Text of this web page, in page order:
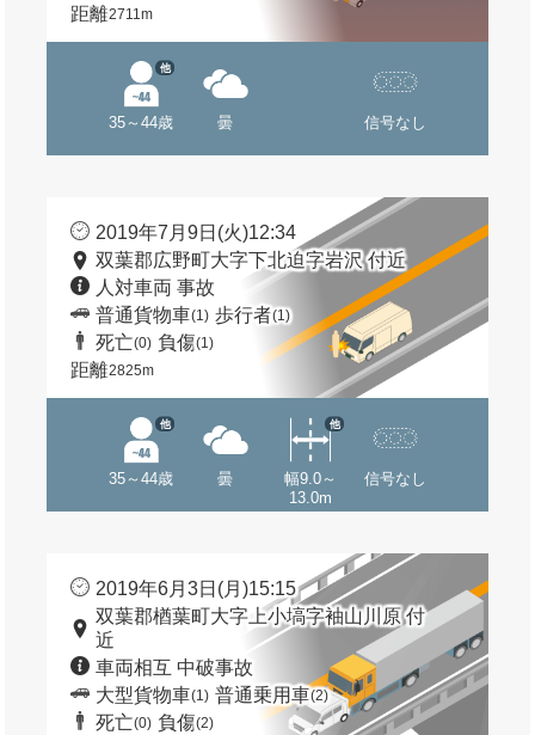
距離2711m
35～44歳
他
曇 信号なし
2019年7月9日(火)12:34
双葉郡広野町大字下北迫字岩沢 付近
人対車両 事故
普通貨物車(1) 歩行者(1)
死亡(0) 負傷(1)
距離2825m
35～44歳
他
曇
幅9.0～
13.0m
他
信号なし
2019年6月3日(月)15:15
双葉郡楢葉町大字上小塙字袖山川原 付
近
車両相互 中破事故
大型貨物車(1) 普通乗用車(2)
死亡(0) 負傷(2)